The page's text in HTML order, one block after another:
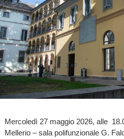
Mercoledì 27 maggio 2026, alle
Mellerio – sala polifunzionale G.